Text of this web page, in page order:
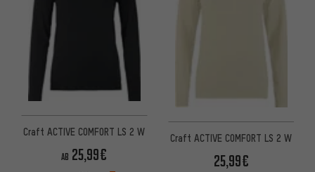
Craft ACTIVE COMFORT LS 2 W
AB 25,99€
Craft ACTIVE COMFORT LS 2 W
25,99€